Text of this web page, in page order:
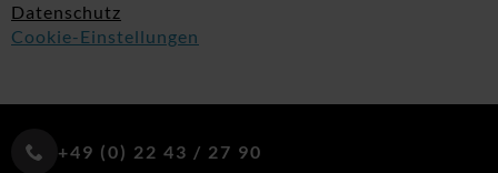
Datenschutz
Cookie-Einstellungen
+49 (0) 22 43 / 27 90